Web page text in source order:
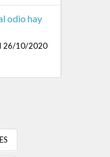
odio hay
26/10/2020